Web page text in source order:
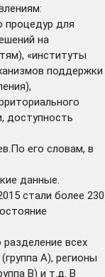
процедур для
на
«институты
поддержки
доступность
его словам, в
данные.
стали более 230
всех
А), регионы
В) и т.д. В